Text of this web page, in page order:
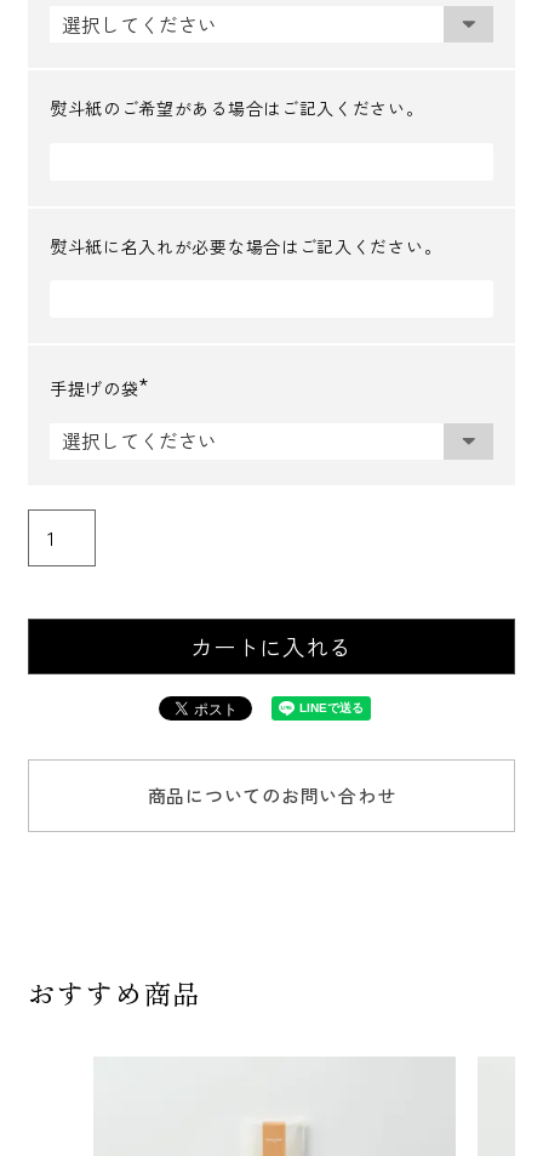
熨斗紙のご希望がある場合はご記入ください。
熨斗紙に名入れが必要な場合はご記入ください。
手提げの袋
必
カートに入れる
商品についてのお問い合わせ
おすすめ商品